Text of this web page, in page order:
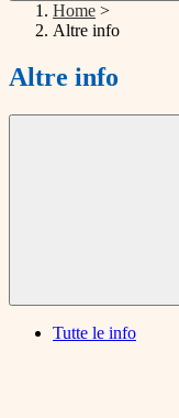
Home >
Altre info
Altre info
Tutte le info